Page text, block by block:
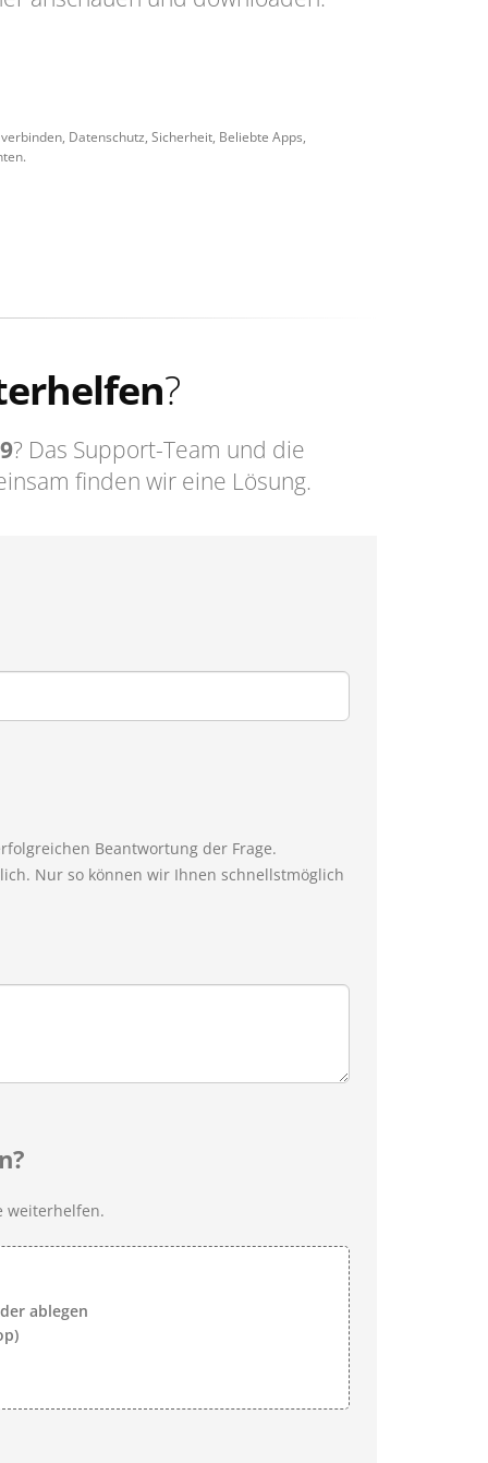
Datenschutz, Sicherheit, Beliebte Apps,
?
? Das Support-Team und die
finden wir eine Lösung.
Beantwortung der Frage.
Nur so können wir Ihnen schnellstmöglich
weiterhelfen.
ablegen